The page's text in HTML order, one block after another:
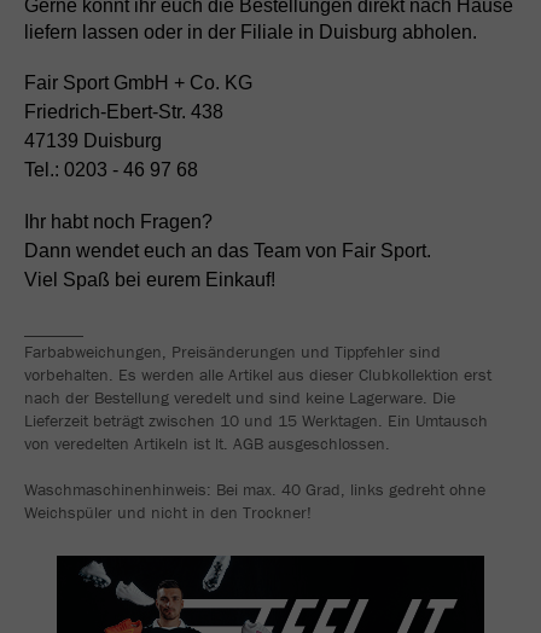
Gerne könnt ihr euch die Bestellungen direkt nach Hause
liefern lassen oder in der Filiale in Duisburg abholen.
Fair Sport GmbH + Co. KG
Friedrich-Ebert-Str. 438
47139 Duisburg
Tel.: 0203 - 46 97 68
Ihr habt noch Fragen?
Dann wendet euch an das Team von Fair Sport.
Viel Spaß bei eurem Einkauf!
Farbabweichungen, Preisänderungen und Tippfehler sind
vorbehalten. Es werden alle Artikel aus dieser Clubkollektion erst
nach der Bestellung veredelt und sind keine Lagerware. Die
Lieferzeit beträgt zwischen 10 und 15 Werktagen. Ein Umtausch
von veredelten Artikeln ist lt. AGB ausgeschlossen.
Waschmaschinenhinweis: Bei max. 40 Grad, links gedreht ohne
Weichspüler und nicht in den Trockner!